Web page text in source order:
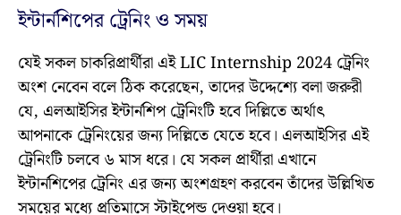
ইন্টার্নশিপের ট্রেনিং ও সময়
যেই সকল চাকরিপ্রার্থীরা এই LIC Internship 2024 ট্রেনিং
অংশ নেবেন বলে ঠিক করেছেন, তাদের উদ্দেশ্যে বলা জরুরী
যে, এলআইসির ইন্টার্নশিপ ট্রেনিংটি হবে দিল্লিতে অর্থাৎ
আপনাকে ট্রেনিংয়ের জন্য দিল্লিতে যেতে হবে। এলআইসির এই
ট্রেনিংটি চলবে ৬ মাস ধরে। যে সকল প্রার্থীরা এখানে
ইন্টার্নশিপের ট্রেনিং এর জন্য অংশগ্রহণ করবেন তাঁদের উল্লিখিত
সময়ের মধ্যে প্রতিমাসে স্টাইপেন্ড দেওয়া হবে।